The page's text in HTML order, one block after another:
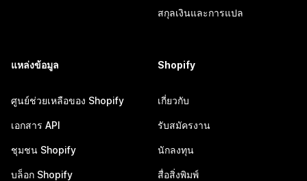
สกุลเงินและการแปล
แหล่งข้อมูล
ศูนย์ช่วยเหลือของ Shopify
เอกสาร API
ชุมชน Shopify
บล็อก Shopify
Shopify
เกี่ยวกับ
รับสมัครงาน
นักลงทุน
สื่อสิ่งพิมพ์